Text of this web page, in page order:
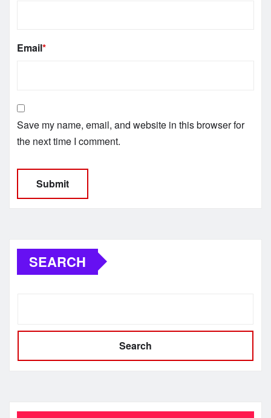
Email*
Save my name, email, and website in this browser for
the next time I comment.
SEARCH
Search